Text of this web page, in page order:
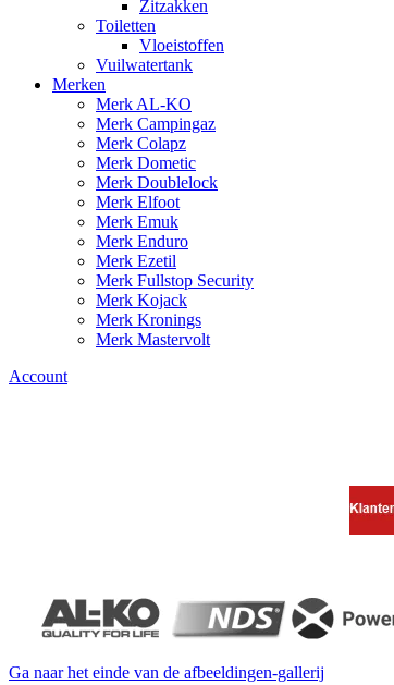
Zitzakken
Toiletten
Vloeistoffen
Vuilwatertank
Merken
Merk AL-KO
Merk Campingaz
Merk Colapz
Merk Dometic
Merk Doublelock
Merk Elfoot
Merk Emuk
Merk Enduro
Merk Ezetil
Merk Fullstop Security
Merk Kojack
Merk Kronings
Merk Mastervolt
Account
Ga naar het einde van de afbeeldingen-gallerij